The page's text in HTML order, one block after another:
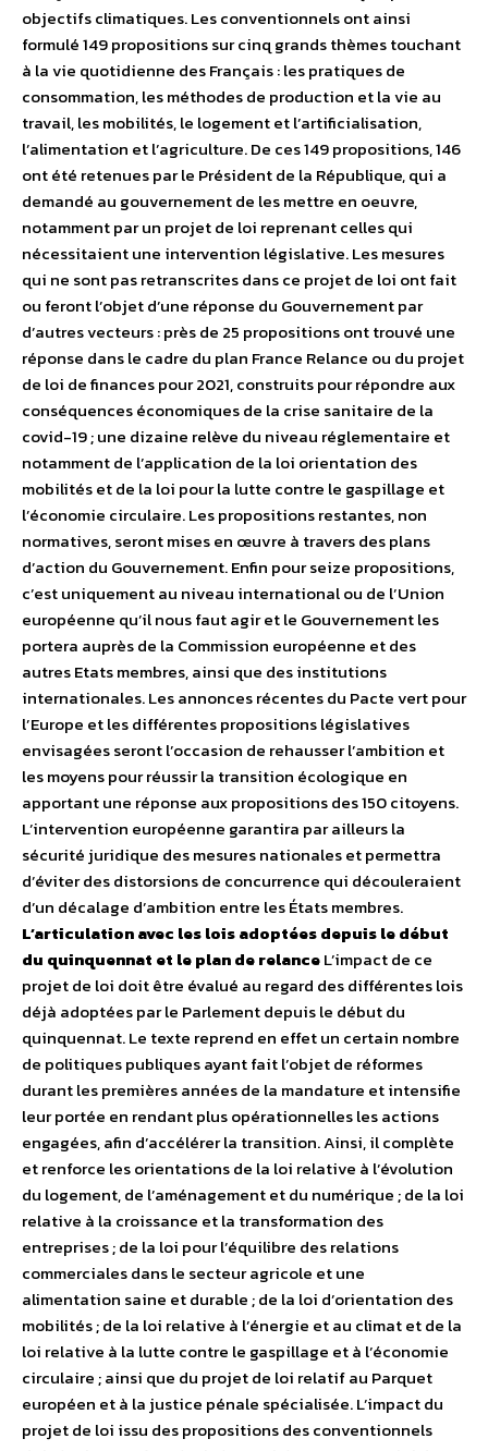
objectifs climatiques. Les conventionnels ont ainsi
formulé 149 propositions sur cinq grands thèmes touchant
à la vie quotidienne des Français : les pratiques de
consommation, les méthodes de production et la vie au
travail, les mobilités, le logement et l’artificialisation,
l’alimentation et l’agriculture. De ces 149 propositions, 146
ont été retenues par le Président de la République, qui a
demandé au gouvernement de les mettre en oeuvre,
notamment par un projet de loi reprenant celles qui
nécessitaient une intervention législative. Les mesures
qui ne sont pas retranscrites dans ce projet de loi ont fait
ou feront l’objet d’une réponse du Gouvernement par
d’autres vecteurs : près de 25 propositions ont trouvé une
réponse dans le cadre du plan France Relance ou du projet
de loi de finances pour 2021, construits pour répondre aux
conséquences économiques de la crise sanitaire de la
covid-19 ; une dizaine relève du niveau réglementaire et
notamment de l’application de la loi orientation des
mobilités et de la loi pour la lutte contre le gaspillage et
l’économie circulaire. Les propositions restantes, non
normatives, seront mises en œuvre à travers des plans
d’action du Gouvernement. Enfin pour seize propositions,
c’est uniquement au niveau international ou de l’Union
européenne qu’il nous faut agir et le Gouvernement les
portera auprès de la Commission européenne et des
autres Etats membres, ainsi que des institutions
internationales. Les annonces récentes du Pacte vert pour
l’Europe et les différentes propositions législatives
envisagées seront l’occasion de rehausser l’ambition et
les moyens pour réussir la transition écologique en
apportant une réponse aux propositions des 150 citoyens.
L’intervention européenne garantira par ailleurs la
sécurité juridique des mesures nationales et permettra
d’éviter des distorsions de concurrence qui découleraient
d’un décalage d’ambition entre les États membres.
L’articulation avec les lois adoptées depuis le début
du quinquennat et le plan de relanceL’impact de ce
projet de loi doit être évalué au regard des différentes lois
déjà adoptées par le Parlement depuis le début du
quinquennat. Le texte reprend en effet un certain nombre
de politiques publiques ayant fait l’objet de réformes
durant les premières années de la mandature et intensifie
leur portée en rendant plus opérationnelles les actions
engagées, afin d’accélérer la transition. Ainsi, il complète
et renforce les orientations de la loi relative à l’évolution
du logement, de l’aménagement et du numérique ; de la loi
relative à la croissance et la transformation des
entreprises ; de la loi pour l’équilibre des relations
commerciales dans le secteur agricole et une
alimentation saine et durable ; de la loi d’orientation des
mobilités ; de la loi relative à l’énergie et au climat et de la
loi relative à la lutte contre le gaspillage et à l’économie
circulaire ; ainsi que du projet de loi relatif au Parquet
européen et à la justice pénale spécialisée. L’impact du
projet de loi issu des propositions des conventionnels